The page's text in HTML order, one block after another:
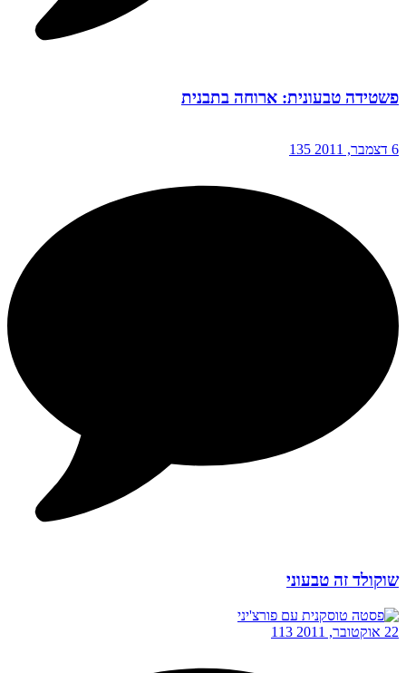
פשטידה טבעונית: ארוחה בתבנית
6 דצמבר, 2011 135
שוקולד זה טבעוני
22 אוקטובר, 2011 113